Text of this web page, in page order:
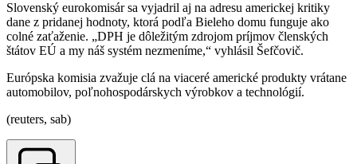
Slovenský eurokomisár sa vyjadril aj na adresu americkej kritiky
dane z pridanej hodnoty, ktorá podľa Bieleho domu funguje ako
colné zaťaženie. „DPH je dôležitým zdrojom príjmov členských
štátov EÚ a my náš systém nezmeníme,“ vyhlásil Šefčovič.
Európska komisia zvažuje clá na viaceré americké produkty vrátane
automobilov, poľnohospodárskych výrobkov a technológií.
(reuters, sab)